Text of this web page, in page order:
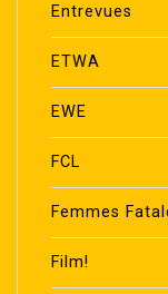
Entrevues
ETWA
EWE
FCL
Femmes
Film!